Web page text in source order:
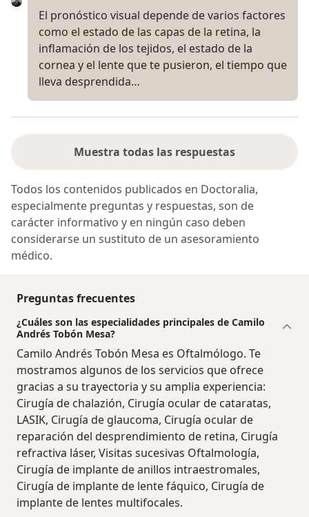
El pronóstico visual depende de varios factores
como el estado de las capas de la retina, la
inflamación de los tejidos, el estado de la
cornea y el lente que te pusieron, el tiempo que
lleva desprendida…
Muestra todas las respuestas
Todos los contenidos publicados en Doctoralia,
especialmente preguntas y respuestas, son de
carácter informativo y en ningún caso deben
considerarse un sustituto de un asesoramiento
médico.
Preguntas frecuentes
¿Cuáles son las especialidades principales de Camilo
Andrés Tobón Mesa?
Camilo Andrés Tobón Mesa es Oftalmólogo. Te
mostramos algunos de los servicios que ofrece
gracias a su trayectoria y su amplia experiencia:
Cirugía de chalazión, Cirugía ocular de cataratas,
LASIK, Cirugía de glaucoma, Cirugía ocular de
reparación del desprendimiento de retina, Cirugía
refractiva láser, Visitas sucesivas Oftalmología,
Cirugía de implante de anillos intraestromales,
Cirugía de implante de lente fáquico, Cirugía de
implante de lentes multifocales.